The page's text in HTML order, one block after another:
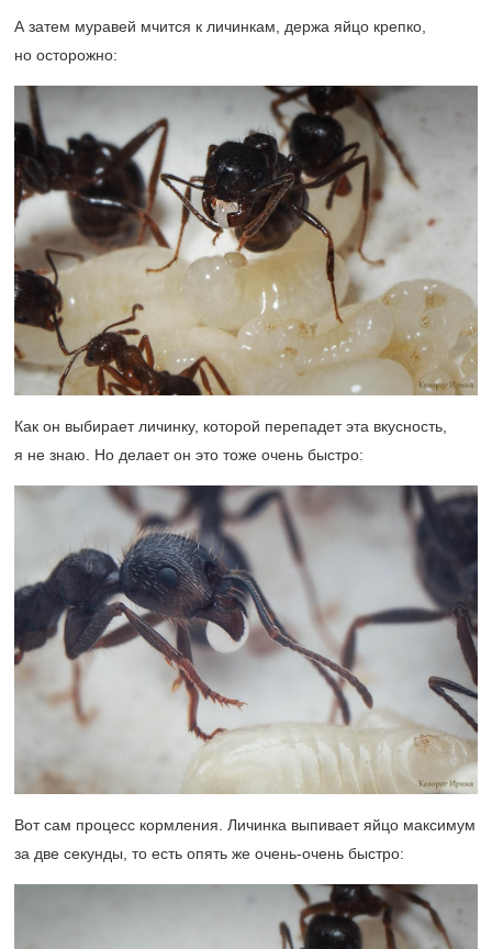
А затем муравей мчится к личинкам, держа яйцо крепко,
но осторожно:
Как он выбирает личинку, которой перепадет эта вкусность,
я не знаю. Но делает он это тоже очень быстро:
Вот сам процесс кормления. Личинка выпивает яйцо максимум
за две секунды, то есть опять же очень-очень быстро: